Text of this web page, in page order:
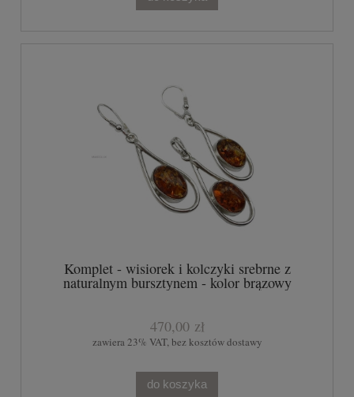
Komplet - wisiorek i kolczyki srebrne z
naturalnym bursztynem - kolor brązowy
470,00 zł
zawiera 23% VAT, bez kosztów dostawy
do koszyka